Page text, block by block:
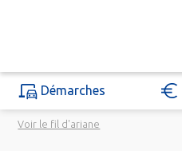
Démarches
Voir le fil d'ariane